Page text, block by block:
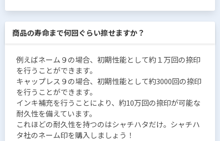
商品の寿命まで何回ぐらい捺せますか？
例えばネーム９の場合、初期性能として約１万回の捺印
を行うことができます。
キャップレス９の場合、初期性能として約3000回の捺印
を行うことができます。
インキ補充を行うことにより、約10万回の捺印が可能な
耐久性を備えています。
これほどの耐久性を持つのはシャチハタだけ。シャチハ
タ社のネーム印を購入しましょう！